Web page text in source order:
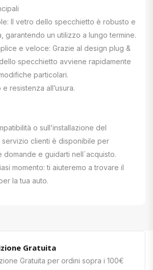
Il vetro dello specchietto è robusto e
garantendo un utilizzo a lungo termine.
e veloce: Grazie al design plug &
specchietto avviene rapidamente
particolari.
resistenza all’usura.
o sull’installazione del
clienti è disponibile per
domande e guidarti nell`acquisto.
momento: ti aiuteremo a trovare il
la tua auto.
Gratuita
Gratuita per ordini sopra i 100€